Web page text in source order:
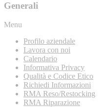
Generali
Menu
Profilo aziendale
Lavora con noi
Calendario
Informativa Privacy
Qualità e Codice Etico
Richiedi Informazioni
RMA Reso/Restocking
RMA Riparazione